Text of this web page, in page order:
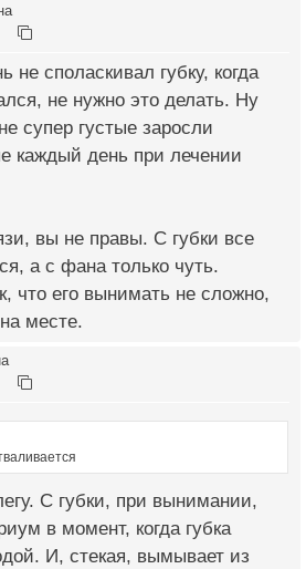
не споласкивал губку, когда
не нужно это делать. Ну
супер густые заросли
каждый день при лечении
вы не правы. С губки все
а с фана только чуть.
что его вынимать не сложно,
месте.
С губки, при вынимании,
в момент, когда губка
И, стекая, вымывает из